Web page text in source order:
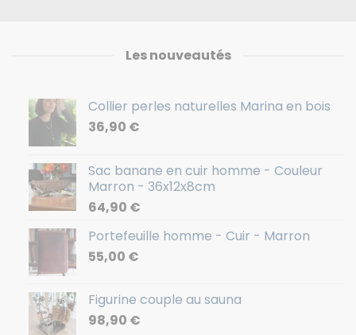
Les nouveautés
Collier perles naturelles Marina en bois
36,90 €
Sac banane en cuir homme - Couleur
Marron - 36x12x8cm
64,90 €
Portefeuille homme - Cuir - Marron
55,00 €
Figurine couple au sauna
98,90 €